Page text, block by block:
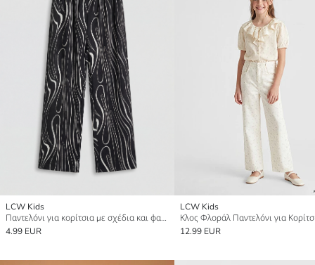
LCW Kids
Παντελόνι για κορίτσια με σχέδια και φαρδύ πόδι
4.99 EUR
LCW Kids
Κλος Φλοράλ Παντελόνι για
12.99 EUR